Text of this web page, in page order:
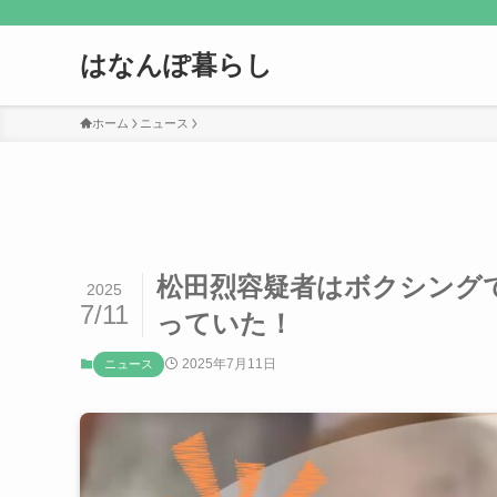
はなんぽ暮らし
ホーム ニュース
松田烈容疑者はボクシング
っていた！
2025
7/11
ニュース 2025年7月11日